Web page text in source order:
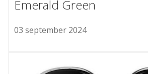
Emerald Green
03 september 2024